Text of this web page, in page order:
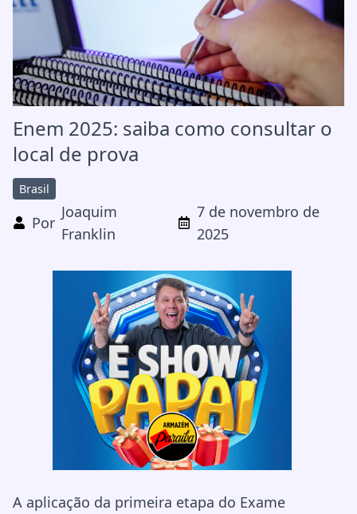
Enem 2025: saiba como consultar o
local de prova
Brasil
Por
Joaquim
Franklin
7 de novembro de
2025
A aplicação da primeira etapa do Exame